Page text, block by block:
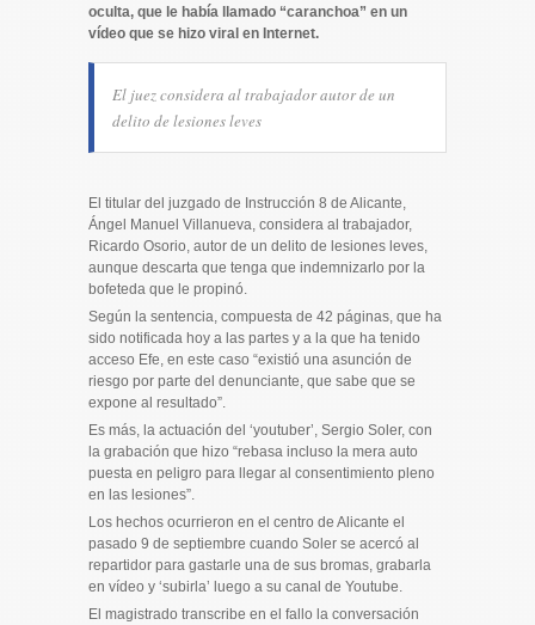
oculta, que le había llamado “caranchoa” en un
vídeo que se hizo viral en Internet.
El juez considera al trabajador autor de un
delito de lesiones leves
El titular del juzgado de Instrucción 8 de Alicante,
Ángel Manuel Villanueva, considera al trabajador,
Ricardo Osorio, autor de un delito de lesiones leves,
aunque descarta que tenga que indemnizarlo por la
bofeteda que le propinó.
Según la sentencia, compuesta de 42 páginas, que ha
sido notificada hoy a las partes y a la que ha tenido
acceso Efe, en este caso “existió una asunción de
riesgo por parte del denunciante, que sabe que se
expone al resultado”.
Es más, la actuación del ‘youtuber’, Sergio Soler, con
la grabación que hizo “rebasa incluso la mera auto
puesta en peligro para llegar al consentimiento pleno
en las lesiones”.
Los hechos ocurrieron en el centro de Alicante el
pasado 9 de septiembre cuando Soler se acercó al
repartidor para gastarle una de sus bromas, grabarla
en vídeo y ‘subirla’ luego a su canal de Youtube.
El magistrado transcribe en el fallo la conversación